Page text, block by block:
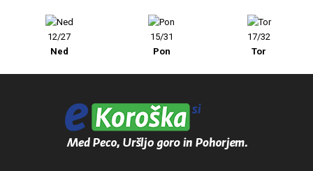
12/27
Ned
15/31
Pon
17/32
Tor